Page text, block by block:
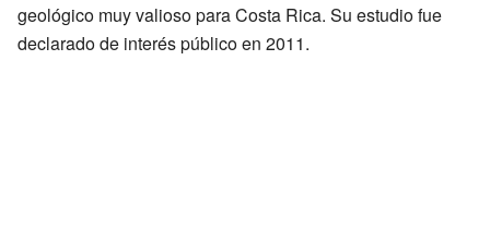
geológico muy valioso para Costa Rica. Su estudio fue
declarado de interés público en 2011.